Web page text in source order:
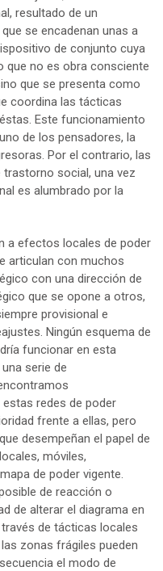
resultado de un
se encadenan unas a
de conjunto cuya
que no es obra consciente
que se presenta como
coordina las tácticas
Este funcionamiento
de los pensadores, la
Por el contrario, las
social, una vez
es alumbrado por la
a efectos locales de poder
articulan con muchos
con una dirección de
que se opone a otros,
provisional e
Ningún esquema de
funcionar en esta
serie de
redes de poder
frente a ellas, pero
desempeñan el papel de
móviles,
de poder vigente.
de reacción o
de alterar el diagrama en
de tácticas locales
zonas frágiles pueden
el modo de